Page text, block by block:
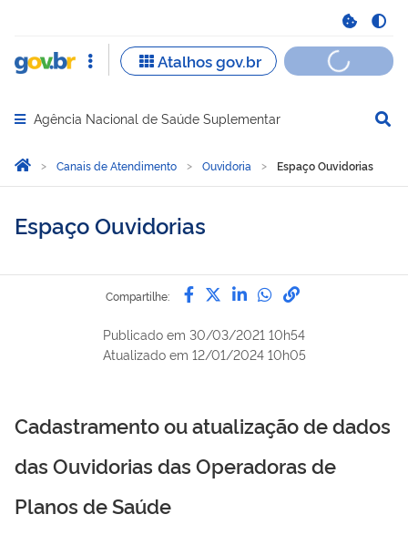
Abrir menu principal de navegação
Agência Nacional de Saúde Suplementar
Você está aqui:
Página Inicial
Canais de Atendimento Ouvidoria Espaço Ouvidorias
Espaço Ouvidorias
Compartilhe: Compartilhe por Facebook
Compartilhe por Twitter
Compartilhe por
Compartilhe
link para
Publicado em 30/03/2021 10h54
Atualizado em 12/01/2024 10h05
Cadastramento ou atualização de dados
das Ouvidorias das Operadoras de
Planos de Saúde